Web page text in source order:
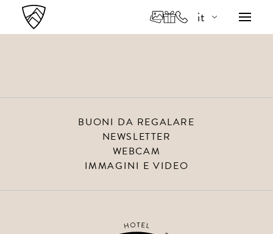
it
de
BUONI DA REGALARE
NEWSLETTER
WEBCAM
IMMAGINI E VIDEO